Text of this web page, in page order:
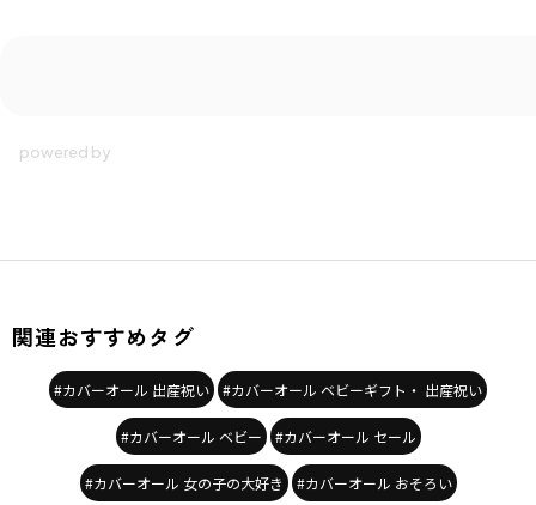
関連おすすめタグ
#カバーオール 出産祝い #カバーオール ベビーギフト・ 出産祝い
#カバーオール ベビー #カバーオール セール
#カバーオール 女の子の大好き #カバーオール おそろい